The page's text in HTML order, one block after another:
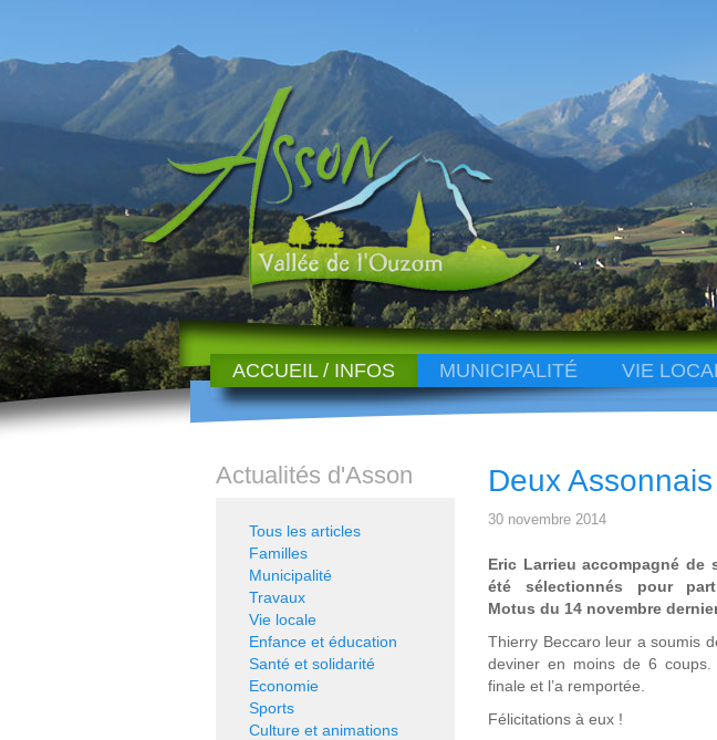
ACCUEIL / INFOS MUNICIPALITÉ VIE
Deux
30 novembre 2014
Eric Larrieu accompagné de
été sélectionnés pour
Motus du 14 novembre
Thierry Beccaro leur a soumis
deviner en moins de 6
finale et l’a remportée.
Félicitations à eux !
Actualités d'Asson
Tous les articles
Familles
Municipalité
Travaux
Vie locale
Enfance et éducation
Santé et solidarité
Economie
Sports
Culture et animations